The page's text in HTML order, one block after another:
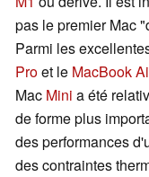
pas le premier Mac
Parmi les
Proet le MacBook
Mac Mini a été
de forme plus
des performances
des contraintes